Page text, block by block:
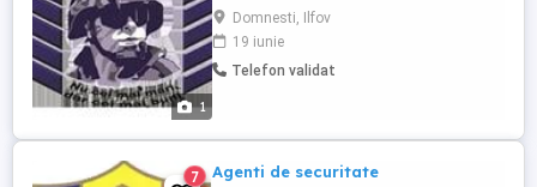
1
incepand cu 3500 RON NET, - program in
tureDE 24, - bonusuri de performanta.
Contact: Marius Ciobanu:
Domnesti, Ilfov
19 iunie
Telefon validat
7 Agenti de securitate